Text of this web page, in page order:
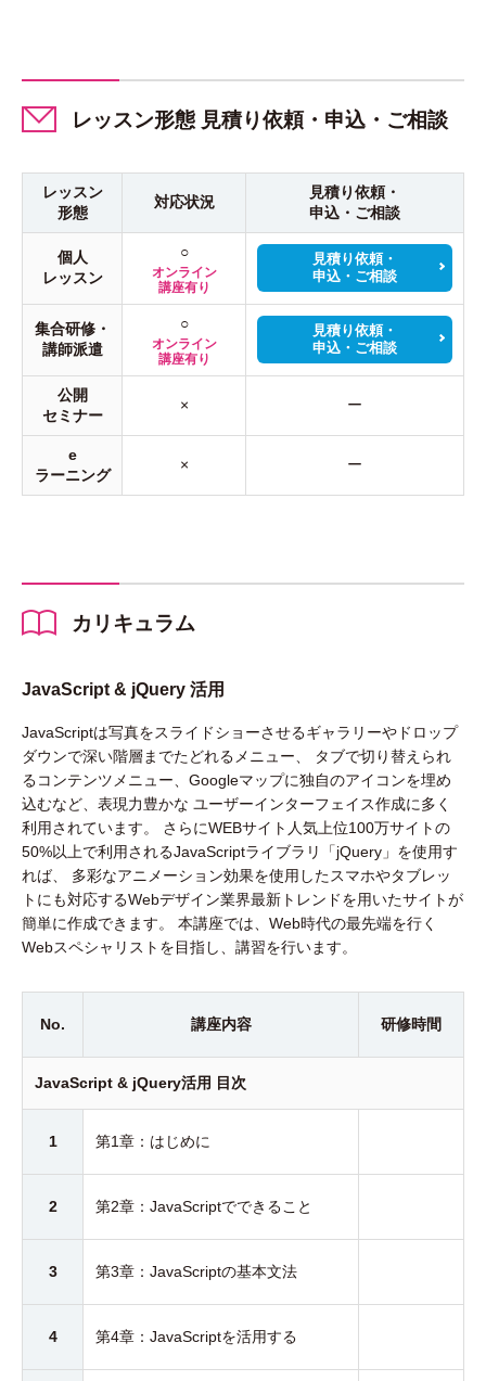
レッスン形態 見積り依頼・申込・ご相談
レッスン
形態
対応状況
見積り依頼・
申込・ご相談
個人
レッスン
○
オンライン
講座有り
見積り依頼・
申込・ご相談
集合研修・
講師派遣
○
オンライン
講座有り
見積り依頼・
申込・ご相談
公開
セミナー
× ー
e
ラーニング
× ー
カリキュラム
JavaScript & jQuery 活用
JavaScriptは写真をスライドショーさせるギャラリーやドロップ
ダウンで深い階層までたどれるメニュー、 タブで切り替えられ
るコンテンツメニュー、Googleマップに独自のアイコンを埋め
込むなど、表現力豊かな ユーザーインターフェイス作成に多く
利用されています。 さらにWEBサイト人気上位100万サイトの
50%以上で利用されるJavaScriptライブラリ「jQuery」を使用す
れば、 多彩なアニメーション効果を使用したスマホやタブレッ
トにも対応するWebデザイン業界最新トレンドを用いたサイトが
簡単に作成できます。 本講座では、Web時代の最先端を行く
Webスペシャリストを目指し、講習を行います。
No. 講座内容 研修時間
JavaScript & jQuery活用 目次
1 第1章：はじめに
2 第2章：JavaScriptでできること
3 第3章：JavaScriptの基本文法
4 第4章：JavaScriptを活用する